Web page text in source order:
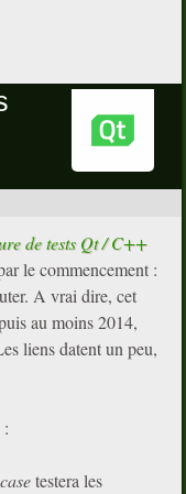
de tests Qt / C++
le commencement :
A vrai dire, cet
au moins 2014,
liens datent un peu,
:
testera les